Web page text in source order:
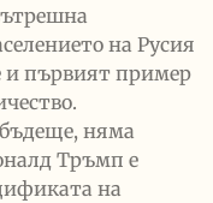
на Русия
и първият пример
няма
Тръмп е
на